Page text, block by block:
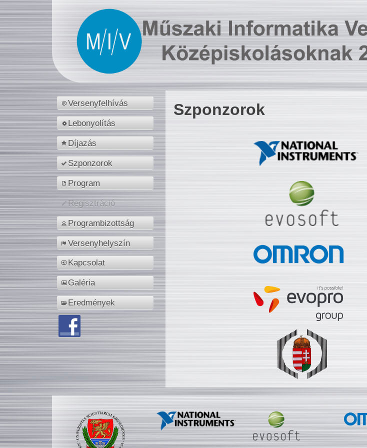
Versenyfelhívás
Lebonyolítás
Díjazás
Szponzorok
Program
Regisztráció
Programbizottság
Versenyhelyszín
Kapcsolat
Galéria
Eredmények
Szponzorok